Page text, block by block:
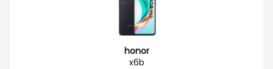
honor
x6b